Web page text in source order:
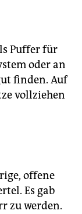
Puffer für
oder an
finden. Auf
vollziehen
offene
Es gab
zu werden.